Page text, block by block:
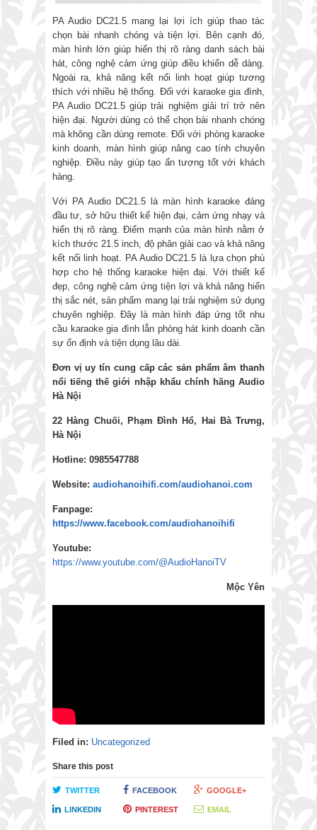
PA Audio DC21.5 mang lại lợi ích giúp thao tác
chọn bài nhanh chóng và tiện lợi. Bên cạnh đó,
màn hình lớn giúp hiển thị rõ ràng danh sách bài
hát, công nghệ cảm ứng giúp điều khiển dễ dàng.
Ngoài ra, khả năng kết nối linh hoạt giúp tương
thích với nhiều hệ thống. Đối với karaoke gia đình,
PA Audio DC21.5 giúp trải nghiệm giải trí trở nên
hiện đại. Người dùng có thể chọn bài nhanh chóng
mà không cần dùng remote. Đối với phòng karaoke
kinh doanh, màn hình giúp nâng cao tính chuyên
nghiệp. Điều này giúp tạo ấn tượng tốt với khách
hàng.
Với PA Audio DC21.5 là màn hình karaoke đáng
đầu tư, sở hữu thiết kế hiện đại, cảm ứng nhạy và
hiển thị rõ ràng. Điểm mạnh của màn hình nằm ở
kích thước 21.5 inch, độ phân giải cao và khả năng
kết nối linh hoạt. PA Audio DC21.5 là lựa chọn phù
hợp cho hệ thống karaoke hiện đại. Với thiết kế
đẹp, công nghệ cảm ứng tiện lợi và khả năng hiển
thị sắc nét, sản phẩm mang lại trải nghiệm sử dụng
chuyên nghiệp. Đây là màn hình đáp ứng tốt nhu
cầu karaoke gia đình lẫn phòng hát kinh doanh cần
sự ổn định và tiện dụng lâu dài.
Đơn vị uy tín cung cấp các sản phẩm âm thanh
nổi tiếng thế giới nhập khẩu chính hãng Audio
Hà Nội
22 Hàng Chuối, Phạm Đình Hổ, Hai Bà Trưng,
Hà Nội
Hotline: 0985547788
Website: audiohanoihifi.com/audiohanoi.com
Fanpage:
https://www.facebook.com/audiohanoihifi
Youtube:
https://www.youtube.com/@AudioHanoiTV
Mộc Yên
Filed in: Uncategorized
Share this post
TWITTER FACEBOOK GOOGLE+
LINKEDIN PINTEREST EMAIL